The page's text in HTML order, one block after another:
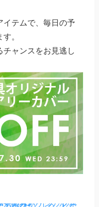
イテムで、毎日の予
。
ャンスをお見逃し